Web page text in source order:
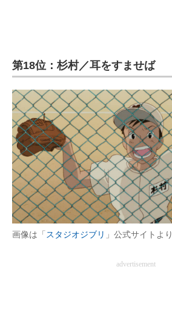
電子設計の基本と応用
エネルギーの専門メディア
建設×テクノロジーの最前線
ちょっと気になるネットの話題
第18位：杉村／耳をすませば
画像は「 スタジオジブリ 」公式サイトより
advertisement